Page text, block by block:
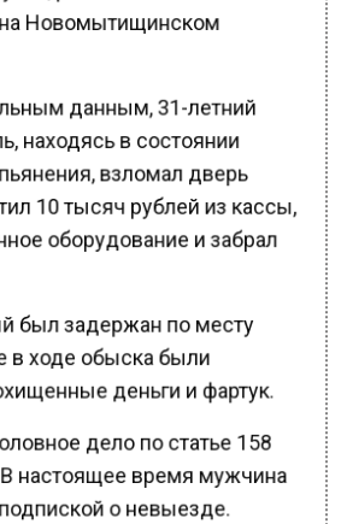
на Новомытищинском
данным, 31-летний
находясь в состоянии
взломал дверь
10 тысяч рублей из кассы,
оборудование и забрал
был задержан по месту
в ходе обыска были
деньги и фартук.
дело по статье 158
настоящее время мужчина
о невыезде.